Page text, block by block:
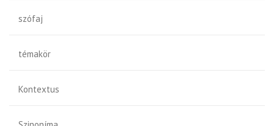
szófaj
témakör
Kontextus